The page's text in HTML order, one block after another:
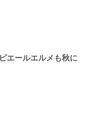
エールエルメも秋に